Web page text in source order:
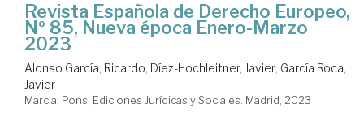
Revista Española de Derecho Europeo,
Nº 85, Nueva época Enero-Marzo
2023
Alonso García, Ricardo; Díez-Hochleitner, Javier; García Roca,
Javier
Marcial Pons, Ediciones Jurídicas y Sociales. Madrid, 2023